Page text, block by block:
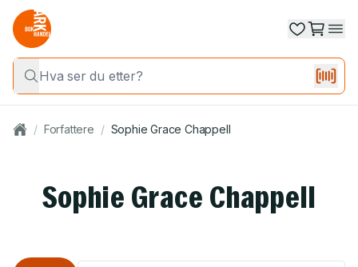
/ Forfattere / Sophie Grace Chappell
Sophie Grace Chappell